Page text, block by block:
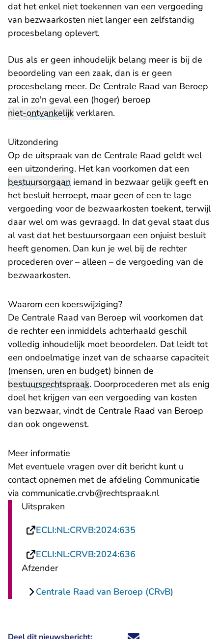
dat het enkel niet toekennen van een vergoeding
van bezwaarkosten niet langer een zelfstandig
procesbelang oplevert.
Dus als er geen inhoudelijk belang meer is bij de
beoordeling van een zaak, dan is er geen
procesbelang meer. De Centrale Raad van Beroep
zal in zo'n geval een (hoger) beroep
niet-ontvankelijk verklaren.
Uitzondering
Op de uitspraak van de Centrale Raad geldt wel
een uitzondering. Het kan voorkomen dat een
bestuursorgaan iemand in bezwaar gelijk geeft en
het besluit herroept, maar geen of een te lage
vergoeding voor de bezwaarkosten toekent, terwijl
daar wel om was gevraagd. In dat geval staat dus
al vast dat het bestuursorgaan een onjuist besluit
heeft genomen. Dan kun je wel bij de rechter
procederen over – alleen – de vergoeding van de
bezwaarkosten.
Waarom een koerswijziging?
De Centrale Raad van Beroep wil voorkomen dat
de rechter een inmiddels achterhaald geschil
volledig inhoudelijk moet beoordelen. Dat leidt tot
een ondoelmatige inzet van de schaarse capaciteit
(mensen, uren en budget) binnen de
bestuursrechtspraak. Doorprocederen met als enig
doel het krijgen van een vergoeding van kosten
van bezwaar, vindt de Centrale Raad van Beroep
dan ook ongewenst.
Meer informatie
Met eventuele vragen over dit bericht kunt u
contact opnemen met de afdeling Communicatie
via communicatie.crvb@rechtspraak.nl
Uitspraken
ECLI:NL:CRVB:2024:635
ECLI:NL:CRVB:2024:636
Afzender
Centrale Raad van Beroep (CRvB)